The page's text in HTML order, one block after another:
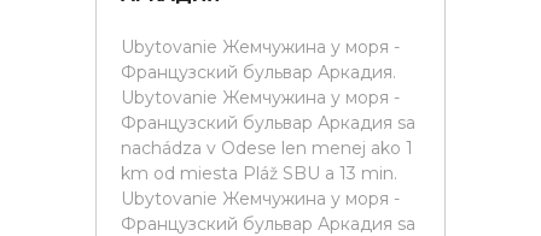
Ubytovanie Жемчужина у моря -
Французский бульвар Аркадия.
Ubytovanie Жемчужина у моря -
Французский бульвар Аркадия sa
nachádza v Odese len menej ako 1
km od miesta Pláž SBU a 13 min.
Ubytovanie Жемчужина у моря -
Французский бульвар Аркадия sa